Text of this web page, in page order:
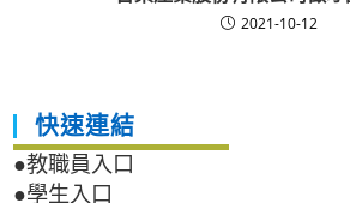
2021-10-12
快速連結
●教職員入口
●學生入口